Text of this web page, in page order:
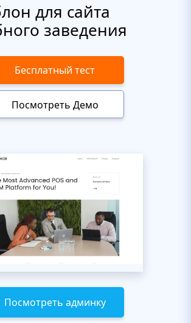
для сайта
заведения
Бесплатный тест
Посмотреть Демо
Посмотреть админку